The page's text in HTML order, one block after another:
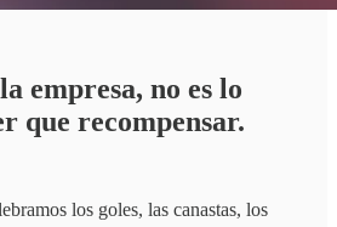
empresa, no es lo
que recompensar.
los goles, las canastas, los